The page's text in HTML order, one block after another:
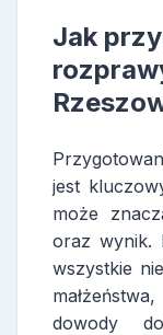
Jak
jest
może
oraz wynik.
wszystkie
dowody